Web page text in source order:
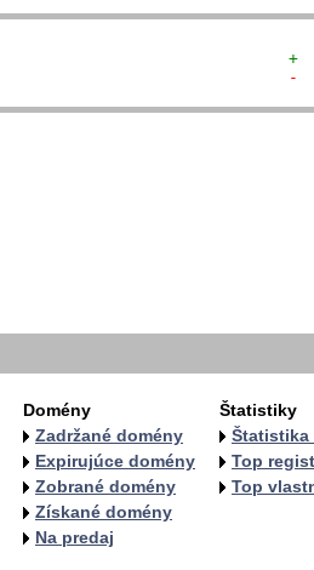
+
-
Domény
Zadržané domény
Expirujúce domény
Zobrané domény
Získané domény
Na predaj
Štatistiky
Štatistika
Top
Top